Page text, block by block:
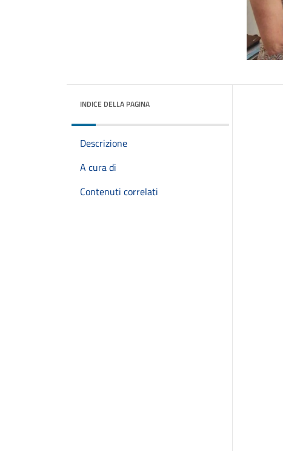
INDICE DELLA PAGINA
Descrizione
A cura di
Contenuti correlati